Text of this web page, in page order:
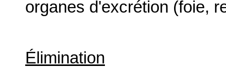
organes d'excrétion (foie,
Élimination